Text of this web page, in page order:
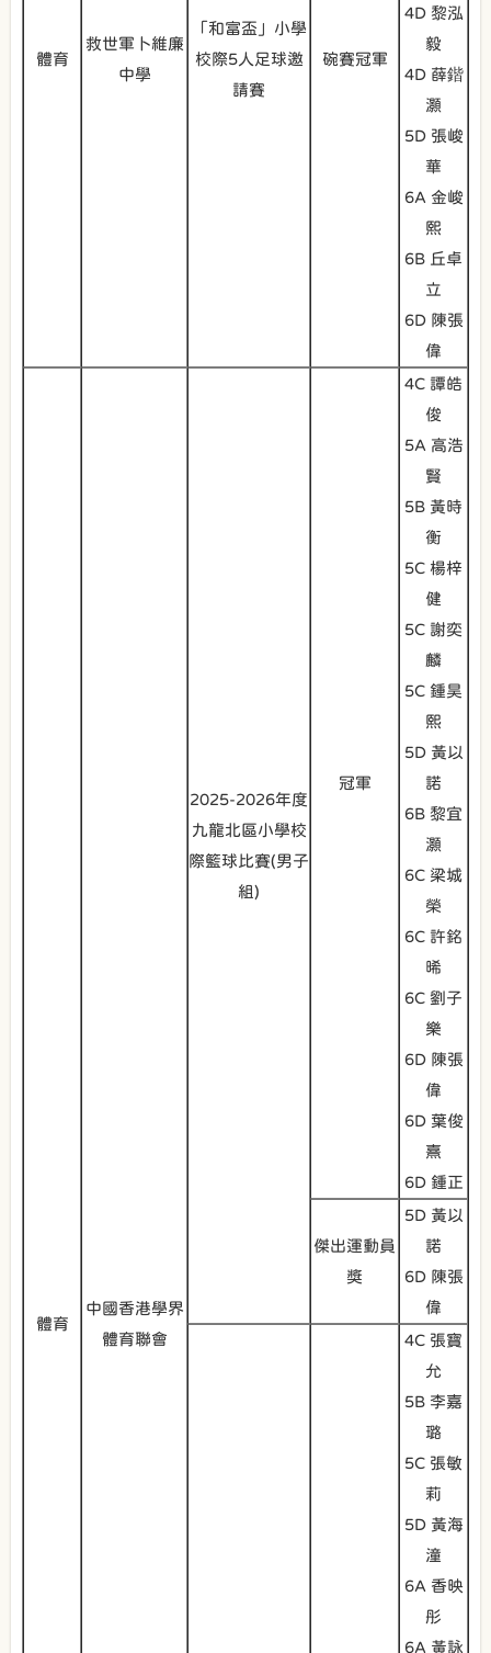
體育
救世軍卜維廉
中學
「和富盃」小學
校際5人足球邀
請賽
碗賽冠軍
4D 黎泓
毅
4D 薛鍇
灝
5D 張峻
華
6A 金峻
熙
6B 丘卓
立
6D 陳張
偉
體育
中國香港學界
體育聯會
2025-2026年度
九龍北區小學校
際籃球比賽(男子
組)
冠軍
4C 譚皓
俊
5A 高浩
賢
5B 黃時
衡
5C 楊梓
健
5C 謝奕
麟
5C 鍾昊
熙
5D 黃以
諾
6B 黎宜
灝
6C 梁城
榮
6C 許銘
晞
6C 劉子
樂
6D 陳張
偉
6D 葉俊
熹
6D 鍾正
傑出運動員
獎
5D 黃以
諾
6D 陳張
偉
4C 張寶
允
5B 李嘉
璐
5C 張敏
莉
5D 黃海
潼
6A 香映
彤
6A 黃詠